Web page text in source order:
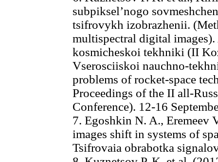
subpiksel’nogo
tsifrovykh izobrazhenii.
multispectral digital
kosmicheskoi tekhniki (II
Vserosciiskoi nauchno-
problems of rocket-space
Proceedings of the II all-
Conference). 12-16
7. Egoshkin N. A., Eremeev
images shift in systems of
Tsifrovaia obrabotka